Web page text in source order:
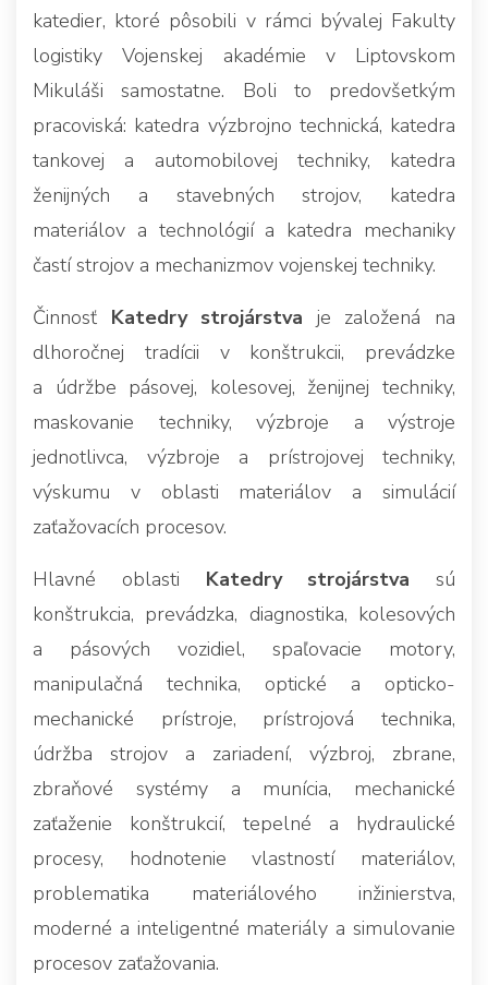
katedier, ktoré pôsobili v rámci bývalej Fakulty
logistiky Vojenskej akadémie v Liptovskom
Mikuláši samostatne. Boli to predovšetkým
pracoviská: katedra výzbrojno technická, katedra
tankovej a automobilovej techniky, katedra
ženijných a stavebných strojov, katedra
materiálov a technológií a katedra mechaniky
častí strojov a mechanizmov vojenskej techniky.
Činnosť Katedry strojárstva je založená na
dlhoročnej tradícii v konštrukcii, prevádzke
a údržbe pásovej, kolesovej, ženijnej techniky,
maskovanie techniky, výzbroje a výstroje
jednotlivca, výzbroje a prístrojovej techniky,
výskumu v oblasti materiálov a simulácií
zaťažovacích procesov.
Hlavné oblasti Katedry strojárstva sú
konštrukcia, prevádzka, diagnostika, kolesových
a pásových vozidiel, spaľovacie motory,
manipulačná technika, optické a opticko-
mechanické prístroje, prístrojová technika,
údržba strojov a zariadení, výzbroj, zbrane,
zbraňové systémy a munícia, mechanické
zaťaženie konštrukcií, tepelné a hydraulické
procesy, hodnotenie vlastností materiálov,
problematika materiálového inžinierstva,
moderné a inteligentné materiály a simulovanie
procesov zaťažovania.